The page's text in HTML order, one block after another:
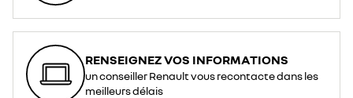
RENSEIGNEZ VOS INFORMATIONS
un conseiller Renault vous recontacte dans les
meilleurs délais